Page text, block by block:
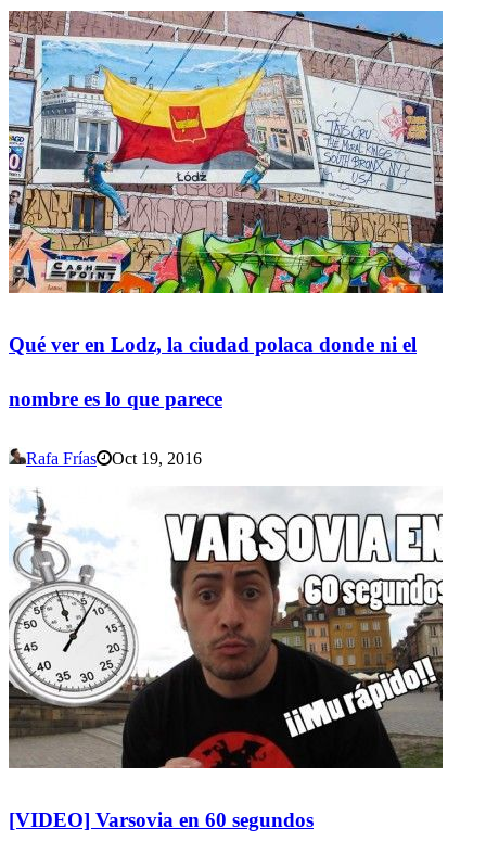
Qué ver en Lodz, la ciudad polaca donde ni el
nombre es lo que parece
Rafa Frías Oct 19, 2016
[VIDEO] Varsovia en 60 segundos